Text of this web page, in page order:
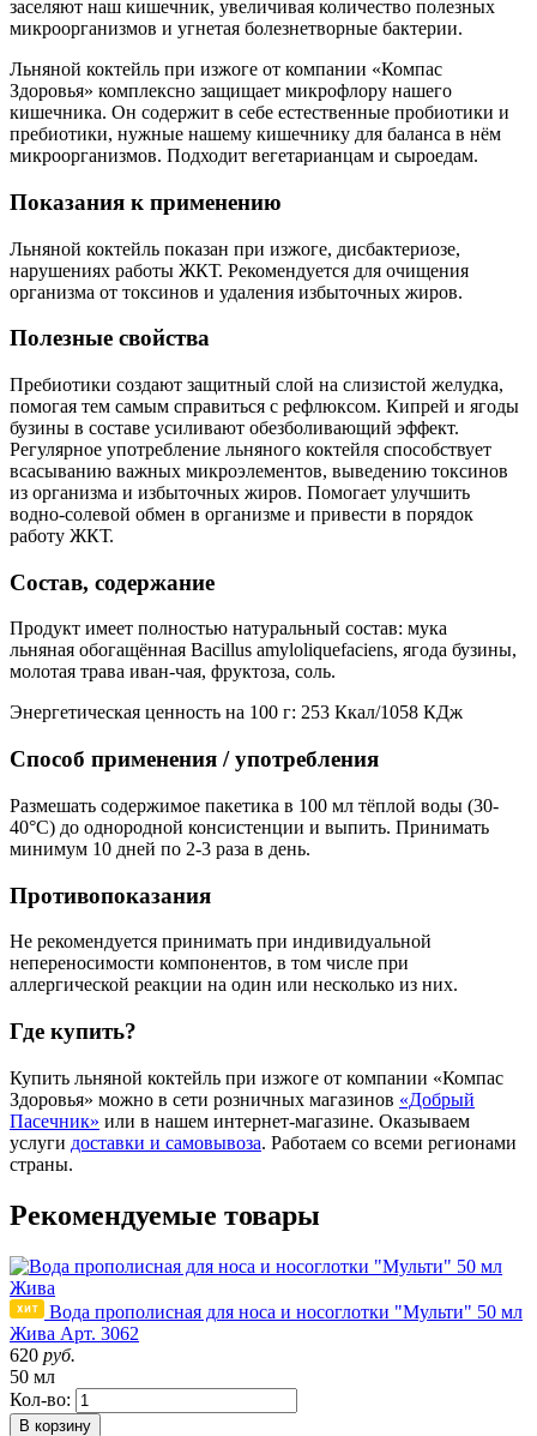
заселяют наш кишечник, увеличивая количество полезных
микроорганизмов и угнетая болезнетворные бактерии.
Льняной коктейль при изжоге от компании «Компас
Здоровья» комплексно защищает микрофлору нашего
кишечника. Он содержит в себе естественные пробиотики и
пребиотики, нужные нашему кишечнику для баланса в нём
микроорганизмов. Подходит вегетарианцам и сыроедам.
Показания к применению
Льняной коктейль показан при изжоге, дисбактериозе,
нарушениях работы ЖКТ. Рекомендуется для очищения
организма от токсинов и удаления избыточных жиров.
Полезные свойства
Пребиотики создают защитный слой на слизистой желудка,
помогая тем самым справиться с рефлюксом. Кипрей и ягоды
бузины в составе усиливают обезболивающий эффект.
Регулярное употребление льняного коктейля способствует
всасыванию важных микроэлементов, выведению токсинов
из организма и избыточных жиров. Помогает улучшить
водно-солевой обмен в организме и привести в порядок
работу ЖКТ.
Состав, содержание
Продукт имеет полностью натуральный состав: мука
льняная обогащённая Bacillus amyloliquefaciens, ягода бузины,
молотая трава иван-чая, фруктоза, соль.
Энергетическая ценность на 100 г: 253 Ккал/1058 КДж
Способ применения / употребления
Размешать содержимое пакетика в 100 мл тёплой воды (30-
40°С) до однородной консистенции и выпить. Принимать
минимум 10 дней по 2-3 раза в день.
Противопоказания
Не рекомендуется принимать при индивидуальной
непереносимости компонентов, в том числе при
аллергической реакции на один или несколько из них.
Где купить?
Купить льняной коктейль при изжоге от компании «Компас
Здоровья» можно в сети розничных магазинов «Добрый
Пасечник» или в нашем интернет-магазине. Оказываем
услуги доставки и самовывоза. Работаем со всеми регионами
страны.
Рекомендуемые товары
Вода прополисная для носа и носоглотки "Мульти" 50 мл
Жива Арт. 3062
620 руб.
50 мл
Кол-во:
В корзину